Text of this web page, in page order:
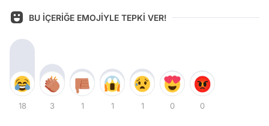
BU İÇERİĞE EMOJİYLE TEPKİ VER!
18 3 1 1 1 0 0